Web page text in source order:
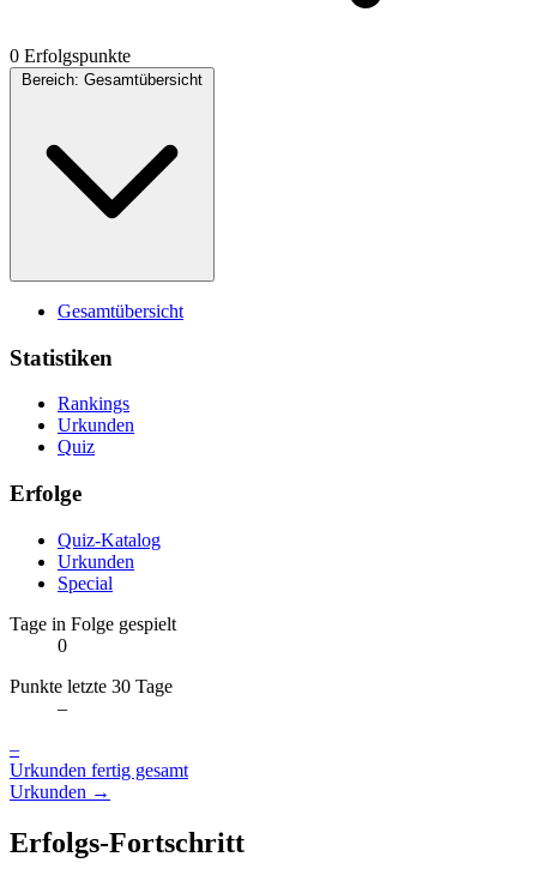
0 Erfolgspunkte
Bereich: Gesamtübersicht
Gesamtübersicht
Statistiken
Rankings
Urkunden
Quiz
Erfolge
Quiz-Katalog
Urkunden
Special
Tage in Folge gespielt
0
Punkte letzte 30 Tage
–
–
Urkunden fertig gesamt
Urkunden →
Erfolgs-Fortschritt